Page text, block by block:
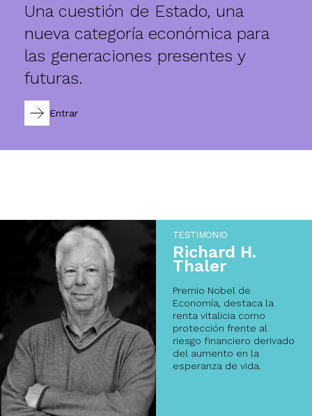
Una cuestión de Estado, una
nueva categoría económica para
las generaciones presentes y
futuras.
Entrar
TESTIMONIO
Richard H.
Thaler
Premio Nobel de
Economía, destaca la
renta vitalicia como
protección frente al
riesgo financiero derivado
del aumento en la
esperanza de vida.